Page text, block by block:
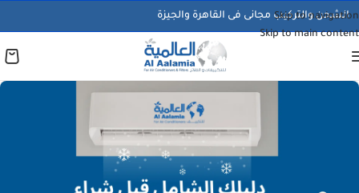
Skip to navigation
Skip to main content
الشحن والتركيب مجانى فى القاهرة والجيزة